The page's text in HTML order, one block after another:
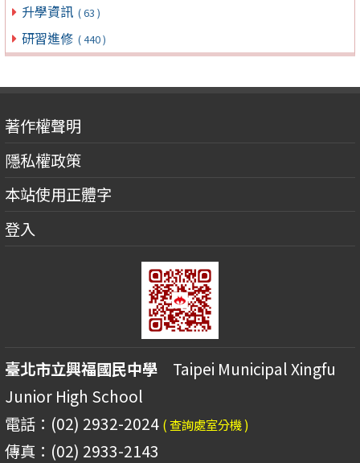
升學資訊 ( 63 )
研習進修 ( 440 )
著作權聲明
隱私權政策
本站使用正體字
登入
臺北市立興福國民中學 Taipei Municipal Xingfu
Junior High School
電話：(02) 2932-2024 ( 查詢處室分機 )
傳真：(02) 2933-2143